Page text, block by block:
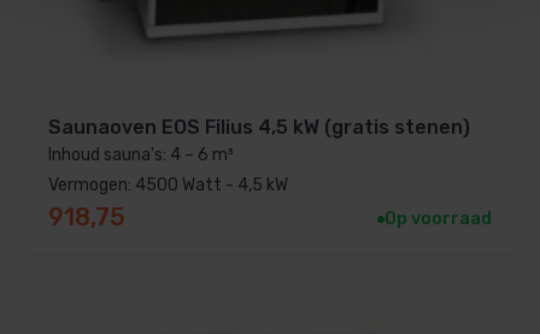
Saunaoven EOS Filius 4,5 kW (gratis stenen)
Inhoud sauna's: 4 – 6 m³
Vermogen: 4500 Watt - 4,5 kW
918,75 Op voorraad